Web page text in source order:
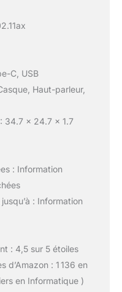
C, USB
Haut-parleur,
34.7 x 24.7 x 1.7
: Information
: Information
: 4,5 sur 5 étoiles
d’Amazon : 1 136 en
en Informatique )